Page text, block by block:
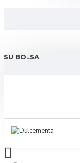
SU BOLSA